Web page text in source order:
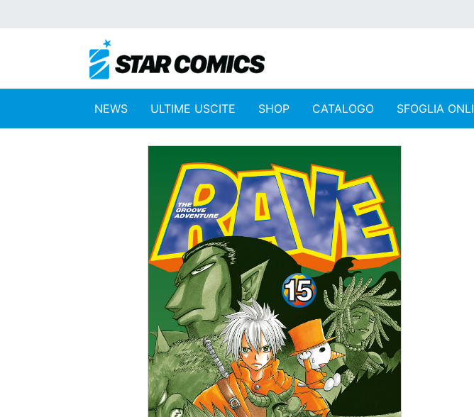
NEWS ULTIME USCITE SHOP CATALOGO SFOGLIA